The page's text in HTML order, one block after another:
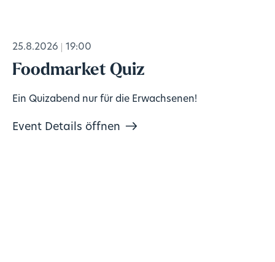
25.8.2026 19:00
Foodmarket Quiz
Ein Quizabend nur für die Erwachsenen!
Event Details öffnen